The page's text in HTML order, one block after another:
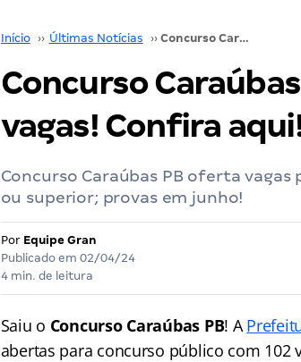
Início ›› Últimas Notícias ›› Concurso Caraúbas PB: SAIU edital! 102 vagas! Confira aqui!
Concurso
vagas! Confira
Concurso Caraúbas PB oferta
ou superior; provas em junho!
Por Equipe Gran
Publicado em 02/04/24
4 min. de leitura
Saiu o Concurso Caraúbas PB! A
abertas para concurso público com 102